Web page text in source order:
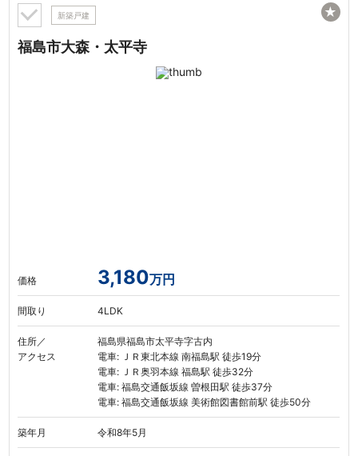
新築戸建
福島市大森・太平寺
価格 3,180万円
間取り 4LDK
住所／
アクセス
福島県福島市太平寺字古内
電車: ＪＲ東北本線 南福島駅 徒歩19分
電車: ＪＲ奥羽本線 福島駅 徒歩32分
電車: 福島交通飯坂線 曽根田駅 徒歩37分
電車: 福島交通飯坂線 美術館図書館前駅 徒歩50分
築年月 令和8年5月
★